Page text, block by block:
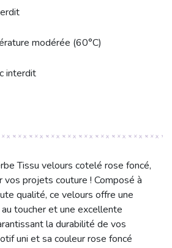
modérée (60°C)
interdit
Tissu velours cotelé rose foncé,
vos projets couture ! Composé à
qualité, ce velours offre une
toucher et une excellente
la durabilité de vos
uni et sa couleur rose foncé